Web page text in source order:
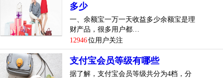
多少
一、余额宝一万一天收益多少余额宝是理
财产品，很多用户都…
12946位用户关注
支付宝会员等级有哪些
据了解，支付宝会员等级共分为4档，分